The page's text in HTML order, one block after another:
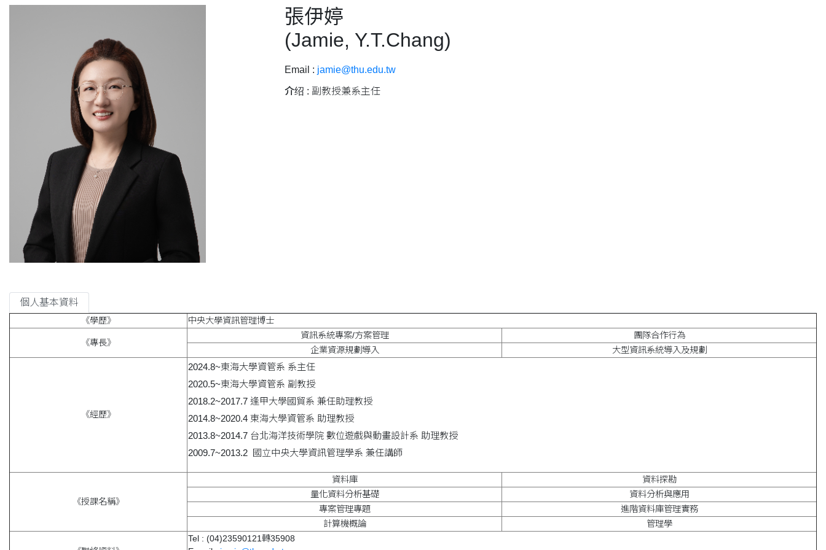
張伊婷
(Jamie, Y.T.Chang)
Email : jamie@thu.edu.tw
介绍 : 副教授兼系主任
個人基本資料
《學歷》 中央大學資訊管理博士
《專長》
資訊系統專案/方案管理
團隊合作行為
企業資源規劃導入
大型資訊系統導入及規劃
《經歷》
2024.8~東海大學資管系 系主任
2020.5~東海大學資管系 副教授
2018.2~2017.7 逢甲大學國貿系 兼任助理教授
2014.8~2020.4 東海大學資管系 助理教授
2013.8~2014.7 台北海洋技術學院 數位遊戲與動畫設計系 助理教授
2009.7~2013.2 國立中央大學資訊管理學系 兼任講師
《授課名稱》
資料庫
資料探勘
量化資料分析基礎
資料分析與應用
專案管理專題
進階資料庫管理實務
計算機概論
管理學
Tel : (04)23590121轉35908